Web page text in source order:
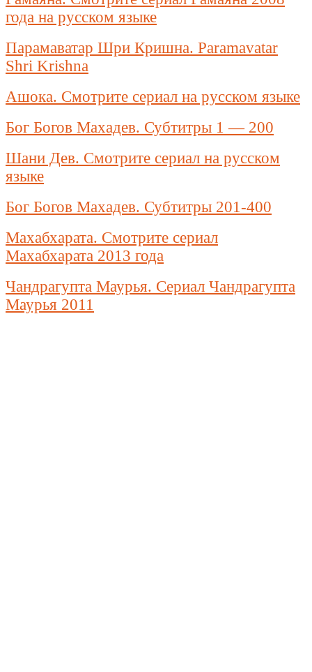
года на русском языке
Парамаватар Шри Кришна. Paramavatar
Shri Krishna
Ашока. Смотрите сериал на русском языке
Бог Богов Махадев. Субтитры 1 — 200
Шани Дев. Смотрите сериал на русском
языке
Бог Богов Махадев. Субтитры 201-400
Махабхарата. Смотрите сериал
Махабхарата 2013 года
Чандрагупта Маурья. Сериал Чандрагупта
Маурья 2011